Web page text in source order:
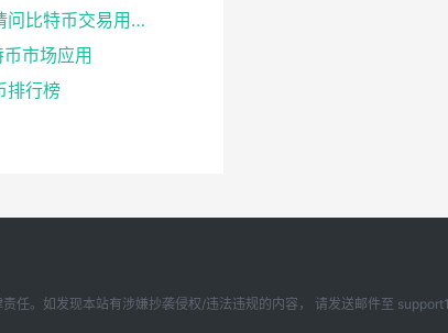
哪里能下载比特币软件下载？请问比特币交易用什么软件
市场应用
排行榜
任。如发现本站有涉嫌抄袭侵权/违法违规的内容， 请发送邮件至